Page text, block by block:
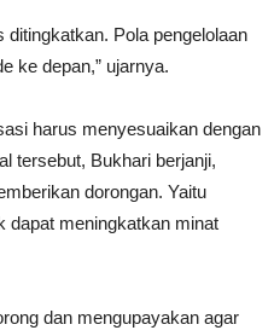
ditingkatkan. Pola pengelolaan
ke depan,” ujarnya.
harus menyesuaikan dengan
tersebut, Bukhari berjanji,
dorongan. Yaitu
dapat meningkatkan minat
dan mengupayakan agar